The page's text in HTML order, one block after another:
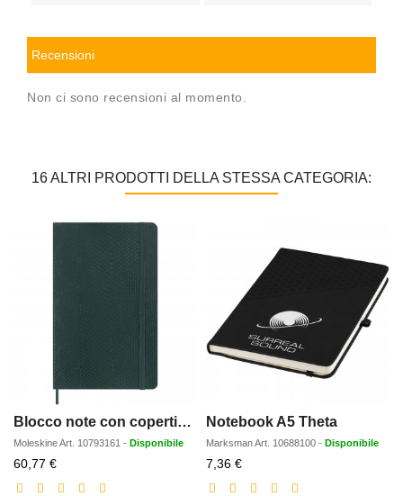
Recensioni
Non ci sono recensioni al momento.
16 ALTRI PRODOTTI DELLA STESSA CATEGORIA:
Blocco note con copertina morbida formato L - a righe Moleskine 100% VEGEA Boa
MoleskineArt. 10793161 - Disponibile
60,77 €Prezzo
scontato
Notebook A5 Theta
MarksmanArt. 10688100 - Disponibile
7,36 €Prezzo
scontato